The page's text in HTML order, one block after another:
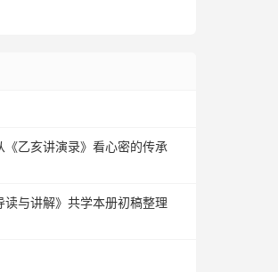
《乙亥讲演录》看心密的传承
读与讲解》共学本册初稿整理